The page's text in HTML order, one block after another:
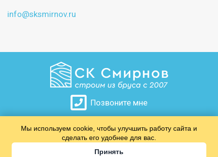
info@sksmirnov.ru
Позвоните мне
​​​​​​​
Мы используем cookie, чтобы улучшить работу сайта и
сделать его удобнее для вас.
Принять